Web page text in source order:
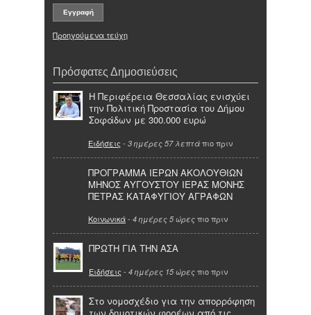
Προηγούμενα τεύχη
Πρόσφατες Δημοσιεύσεις
Η Περιφέρεια Θεσσαλίας ενισχύει
την Πολιτική Προστασία του Δήμου
Σοφάδων με 300.000 ευρώ
Ειδήσεις - 3 ημέρες 57 λεπτά πιο πριν
ΠΡΟΓΡΑΜΜΑ ΙΕΡΩΝ ΑΚΟΛΟΥΘΙΩΝ
ΜΗΝΟΣ ΑΥΓΟΥΣΤΟΥ ΙΕΡΑΣ ΜΟΝΗΣ
ΠΕΤΡΑΣ ΚΑΤΑΦΥΓΙΟΥ ΑΓΡΑΦΩΝ
Κοινωνικά- 4 ημέρες 5 ώρες πιο πριν
ΠΡΩΤΗ ΓΙΑ ΤΗΝ ΑΣΑ
Ειδήσεις - 4 ημέρες 15 ώρες πιο πριν
Στο νομοσχέδιο για την απορρόφηση
των δημοτικών φορέων από τις